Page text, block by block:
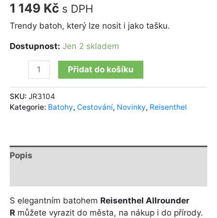
1 149 Kč s DPH
Trendy batoh, který lze nosit i jako tašku.
Dostupnost: Jen 2 skladem
Přidat do košíku
SKU: JR3104
Kategorie: Batohy, Cestování, Novinky, Reisenthel
Popis
S elegantním batohem Reisenthel Allrounder
R můžete vyrazit do města, na nákup i do přírody.